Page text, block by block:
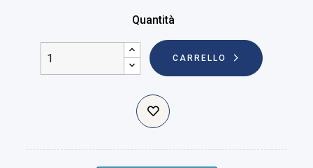
Quantità
CARRELLO